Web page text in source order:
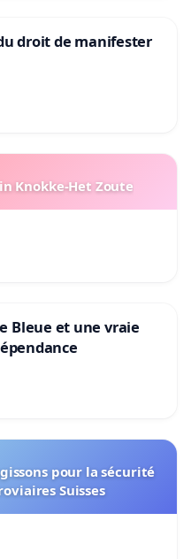
droit de manifester
Knokke-Het Zoute
Bleue et une vraie
pour la sécurité
Suisses